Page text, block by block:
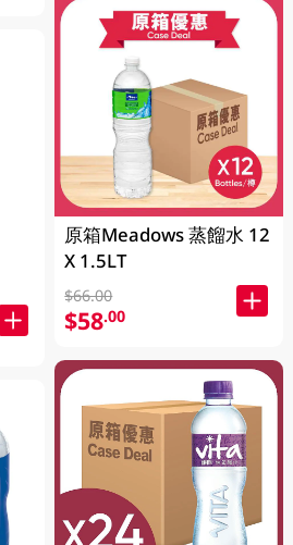
原箱Meadows 蒸餾水 12
X 1.5LT
$66.00
$58.00